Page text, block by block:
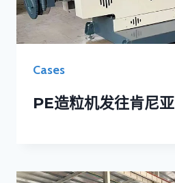
Cases
PE造粒机发往肯尼亚